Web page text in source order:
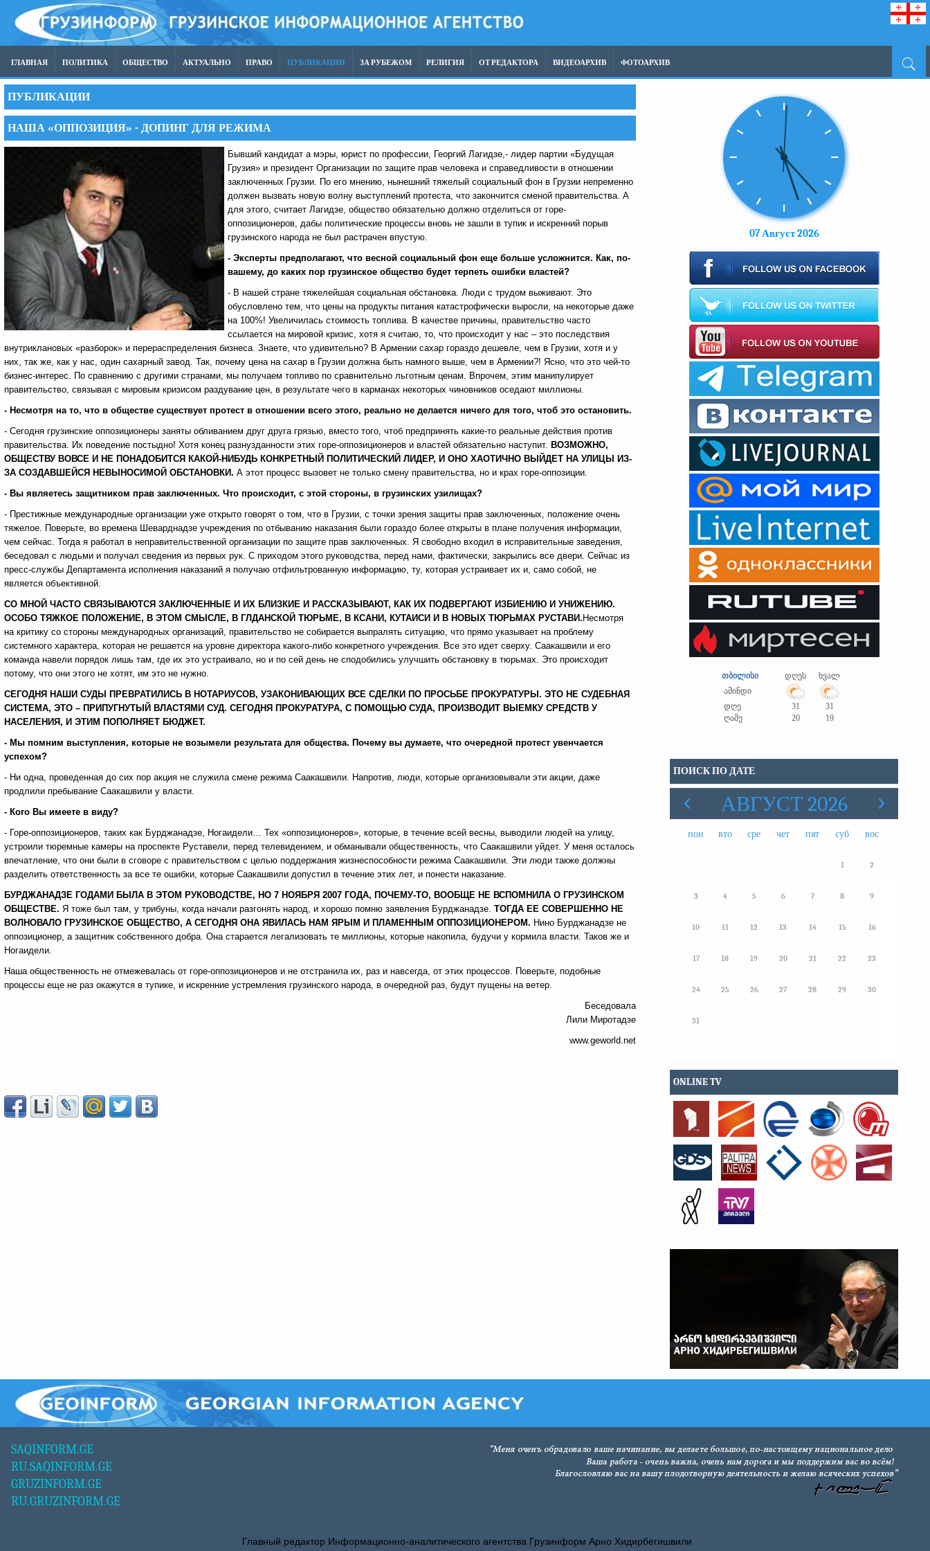
ГЛАВНАЯ ПОЛИТИКА ОБЩЕСТВО АКТУАЛЬНО ПРАВО ПУБЛИКАЦИИ ЗА РУБЕЖОМ РЕЛИГИЯ ОТ РЕДАКТОРА ВИДЕОАРХИВ ФОТОАРХИВ
ПУБЛИКАЦИИ
НАША «ОППОЗИЦИЯ» - ДОПИНГ ДЛЯ РЕЖИМА
Бывший кандидат а мэры, юрист по профессии, Георгий Лагидзе,- лидер партии «Будущая
Грузия» и президент Организации по защите прав человека и справедливости в отношении
заключенных Грузии. По его мнению, нынешний тяжелый социальный фон в Грузии непременно
должен вызвать новую волну выступлений протеста, что закончится сменой правительства. А
для этого, считает Лагидзе, общество обязательно должно отделиться от горе-
оппозиционеров, дабы политические процессы вновь не зашли в тупик и искренний порыв
грузинского народа не был растрачен впустую.
- Эксперты предполагают, что весной социальный фон еще больше усложнится. Как, по-
вашему, до каких пор грузинское общество будет терпеть ошибки властей?
- В нашей стране тяжелейшая социальная обстановка. Люди с трудом выживают. Это
обусловлено тем, что цены на продукты питания катастрофически выросли, на некоторые даже
на 100%! Увеличилась стоимость топлива. В качестве причины, правительство часто
ссылается на мировой кризис, хотя я считаю, то, что происходит у нас – это последствия
внутриклановых «разборок» и перераспределения бизнеса. Знаете, что удивительно? В Армении сахар гораздо дешевле, чем в Грузии, хотя и у
них, так же, как у нас, один сахарный завод. Так, почему цена на сахар в Грузии должна быть намного выше, чем в Армении?! Ясно, что это чей-то
бизнес-интерес. По сравнению с другими странами, мы получаем топливо по сравнительно льготным ценам. Впрочем, этим манипулирует
правительство, связывая с мировым кризисом раздувание цен, в результате чего в карманах некоторых чиновников оседают миллионы.
- Несмотря на то, что в обществе существует протест в отношении всего этого, реально не делается ничего для того, чтоб это остановить.
- Сегодня грузинские оппозиционеры заняты обливанием друг друга грязью, вместо того, чтоб предпринять какие-то реальные действия против
правительства. Их поведение постыдно! Хотя конец разнузданности этих горе-оппозиционеров и властей обязательно наступит. ВОЗМОЖНО,
ОБЩЕСТВУ ВОВСЕ И НЕ ПОНАДОБИТСЯ КАКОЙ-НИБУДЬ КОНКРЕТНЫЙ ПОЛИТИЧЕСКИЙ ЛИДЕР, И ОНО ХАОТИЧНО ВЫЙДЕТ НА УЛИЦЫ ИЗ-
ЗА СОЗДАВШЕЙСЯ НЕВЫНОСИМОЙ ОБСТАНОВКИ. А этот процесс вызовет не только смену правительства, но и крах горе-оппозиции.
- Вы являетесь защитником прав заключенных. Что происходит, с этой стороны, в грузинских узилищах?
- Престижные международные организации уже открыто говорят о том, что в Грузии, с точки зрения защиты прав заключенных, положение очень
тяжелое. Поверьте, во времена Шеварднадзе учреждения по отбыванию наказания были гораздо более открыты в плане получения информации,
чем сейчас. Тогда я работал в неправительственной организации по защите прав заключенных. Я свободно входил в исправительные заведения,
беседовал с людьми и получал сведения из первых рук. С приходом этого руководства, перед нами, фактически, закрылись все двери. Сейчас из
пресс-службы Департамента исполнения наказаний я получаю отфильтрованную информацию, ту, которая устраивает их и, само собой, не
является объективной.
СО МНОЙ ЧАСТО СВЯЗЫВАЮТСЯ ЗАКЛЮЧЕННЫЕ И ИХ БЛИЗКИЕ И РАССКАЗЫВАЮТ, КАК ИХ ПОДВЕРГАЮТ ИЗБИЕНИЮ И УНИЖЕНИЮ.
ОСОБО ТЯЖКОЕ ПОЛОЖЕНИЕ, В ЭТОМ СМЫСЛЕ, В ГЛДАНСКОЙ ТЮРЬМЕ, В КСАНИ, КУТАИСИ И В НОВЫХ ТЮРЬМАХ РУСТАВИ. Несмотря
на критику со стороны международных организаций, правительство не собирается выпралять ситуацию, что прямо указывает на проблему
системного характера, которая не решается на уровне директора какого-либо конкретного учреждения. Все это идет сверху. Саакашвили и его
команда навели порядок лишь там, где их это устраивало, но и по сей день не сподобились улучшить обстановку в тюрьмах. Это происходит
потому, что они этого не хотят, им это не нужно.
СЕГОДНЯ НАШИ СУДЫ ПРЕВРАТИЛИСЬ В НОТАРИУСОВ, УЗАКОНИВАЮЩИХ ВСЕ СДЕЛКИ ПО ПРОСЬБЕ ПРОКУРАТУРЫ. ЭТО НЕ СУДЕБНАЯ
СИСТЕМА, ЭТО – ПРИПУГНУТЫЙ ВЛАСТЯМИ СУД. СЕГОДНЯ ПРОКУРАТУРА, С ПОМОЩЬЮ СУДА, ПРОИЗВОДИТ ВЫЕМКУ СРЕДСТВ У
НАСЕЛЕНИЯ, И ЭТИМ ПОПОЛНЯЕТ БЮДЖЕТ.
- Мы помним выступления, которые не возымели результата для общества. Почему вы думаете, что очередной протест увенчается
успехом?
- Ни одна, проведенная до сих пор акция не служила смене режима Саакашвили. Напротив, люди, которые организовывали эти акции, даже
продлили пребывание Саакашвили у власти.
- Кого Вы имеете в виду?
- Горе-оппозиционеров, таких как Бурджанадзе, Ногаидели… Тех «оппозиционеров», которые, в течение всей весны, выводили людей на улицу,
устроили тюремные камеры на проспекте Руставели, перед телевидением, и обманывали общественность, что Саакашвили уйдет. У меня осталось
впечатление, что они были в сговоре с правительством с целью поддержания жизнеспособности режима Саакашвили. Эти люди также должны
разделить ответственность за все те ошибки, которые Саакашвили допустил в течение этих лет, и понести наказание.
БУРДЖАНАДЗЕ ГОДАМИ БЫЛА В ЭТОМ РУКОВОДСТВЕ, НО 7 НОЯБРЯ 2007 ГОДА, ПОЧЕМУ-ТО, ВООБЩЕ НЕ ВСПОМНИЛА О ГРУЗИНСКОМ
ОБЩЕСТВЕ. Я тоже был там, у трибуны, когда начали разгонять народ, и хорошо помню заявления Бурджанадзе. ТОГДА ЕЕ СОВЕРШЕННО НЕ
ВОЛНОВАЛО ГРУЗИНСКОЕ ОБЩЕСТВО, А СЕГОДНЯ ОНА ЯВИЛАСЬ НАМ ЯРЫМ И ПЛАМЕННЫМ ОППОЗИЦИОНЕРОМ. Нино Бурджанадзе не
оппозиционер, а защитник собственного добра. Она старается легализовать те миллионы, которые накопила, будучи у кормила власти. Таков же и
Ногаидели.
Наша общественность не отмежевалась от горе-оппозиционеров и не отстранила их, раз и навсегда, от этих процессов. Поверьте, подобные
процессы еще не раз окажутся в тупике, и искренние устремления грузинского народа, в очередной раз, будут пущены на ветер.
Беседовала
Лили Миротадзе
www.geworld.net
07 Август 2026
თბილისი დღეს
ხვალ
ამინდი
დღე
31
31
ღამე
20 19
ПОИСК ПО ДАТЕ
АВГУСТ 2026
пон вто сре чет пят суб вос
1 2
3 4 5 6 7 8 9
10 11 12 13 14 15 16
17 18 19 20 21 22 23
24 25 26 27 28 29 30
31
ONLINE TV
SAQINFORM.GE
RU.SAQINFORM.GE
GRUZINFORM.GE
RU.GRUZINFORM.GE
Главный редактор Информационно-аналитического агентства Грузинформ Арно Хидирбегишвили